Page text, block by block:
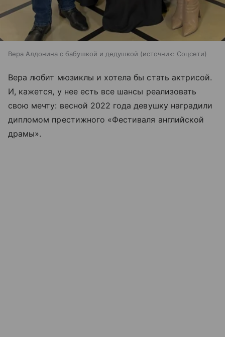
Вера Алдонина с бабушкой и дедушкой источник: Соцсети
Вера любит мюзиклы и хотела бы стать актрисой.
И, кажется, у нее есть все шансы реализовать
свою мечту: весной 2022 года девушку наградили
дипломом престижного «Фестиваля английской
драмы».